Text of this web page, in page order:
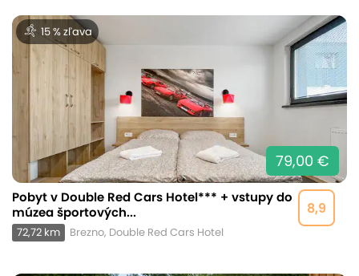
15 % zľava
79,00 €
8,9
Pobyt v Double Red Cars Hotel*** + vstupy do
múzea športových...
72,72 km Brezno, Double Red Cars Hotel